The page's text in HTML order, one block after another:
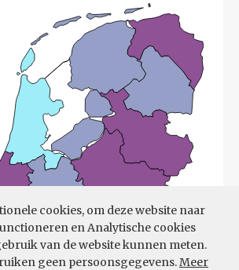
cookies, om deze website naar
en Analytische cookies
van de website kunnen meten.
geen persoonsgegevens.Meer